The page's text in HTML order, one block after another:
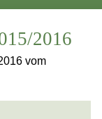
2016
vom